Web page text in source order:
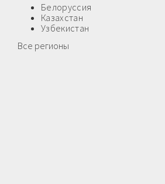
Белоруссия
Казахстан
Узбекистан
Все регионы